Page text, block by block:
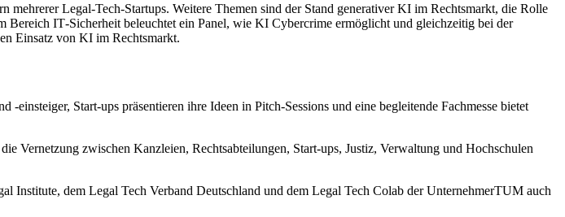
Legal-Tech‑Startups. Weitere Themen sind der Stand generativer KI im Rechtsmarkt, die Rolle
IT‑Sicherheit beleuchtet ein Panel, wie KI Cybercrime ermöglicht und gleichzeitig bei der
Einsatz von KI im Rechtsmarkt.
Start‑ups präsentieren ihre Ideen in Pitch-Sessions und eine begleitende Fachmesse bietet
Vernetzung zwischen Kanzleien, Rechtsabteilungen, Start‑ups, Justiz, Verwaltung und Hochschulen
Institute, dem Legal Tech Verband Deutschland und dem Legal Tech Colab der UnternehmerTUM auch